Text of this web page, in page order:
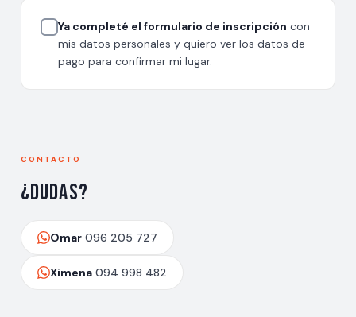
Ya completé el formulario de inscripción con
mis datos personales y quiero ver los datos de
pago para confirmar mi lugar.
CONTACTO
¿Dudas?
Omar 096 205 727
Ximena 094 998 482